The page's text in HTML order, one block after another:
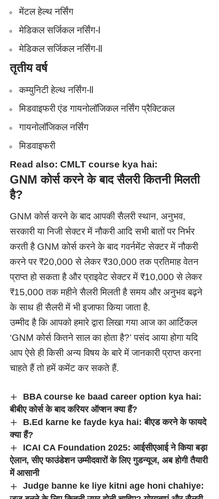
मेंटल हेल्थ नर्सिंग
मेडिकल सर्जिकल नर्सिंग-l
मेडिकल सर्जिकल नर्सिंग-ll
तृतीय वर्ष
कम्युनिटी हेल्थ नर्सिंग-ll
मिडवाइफरी एंड गायनोलॉजिकल नर्सिंग प्रैक्टिकल
गायनोलॉजिकल नर्सिंग
मिडवाइफरी
Read also: CMLT course kya hai:
GNM कोर्स करने के बाद सैलरी कितनी मिलती
है?
GNM कोर्स करने के बाद आपकी सैलरी स्थान, अनुभव,
सरकारी या निजी सेक्टर में नौकरी आदि सभी बातों पर निर्भर
करती है GNM कोर्स करने के बाद गवर्नमेंट सेक्टर में नौकरी
करने पर ₹20,000 से लेकर ₹30,000 तक प्रतिमाह वेतन
प्राप्त हो सकता है और प्राइवेट सेक्टर में ₹10,000 से लेकर
₹15,000 तक महीने सैलरी मिलती है समय और अनुभव बढ़ने
के साथ ही सैलरी में भी इजाफा किया जाता है.
उम्मीद है कि आपको हमारे द्वारा लिखा गया आज का आर्टिकल
‘GNM कोर्स कितने साल का होता है?’ पसंद आया होगा यदि
आप ऐसे ही किसी अन्य विषय के बारे में जानकारी प्राप्त करना
चाहते हैं तो हमें कमेंट कर सकते हैं.
BBA course ke baad career option kya hai:
बीबीए कोर्स के बाद करियर ऑप्शन क्या हैं?
B.Ed karne ke fayde kya hai: बीएड करने के फायदे
क्या हैं?
ICAI CA Foundation 2025: आईसीएआई ने किया बड़ा
ऐलान, सीए फाउंडेशन उम्मीदवारों के लिए गुडन्यूज, अब होगी तैयारी
में आसानी
Judge banne ke liye kitni age honi chahiye: